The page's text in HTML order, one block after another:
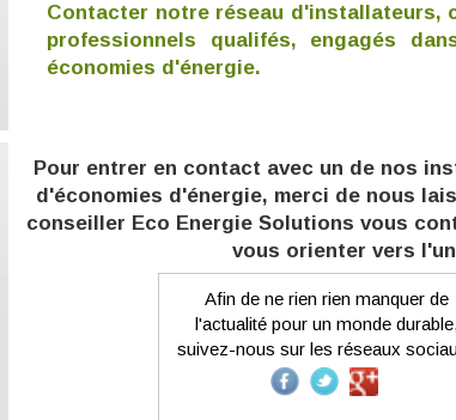
Contacter notre réseau d'installateurs,
professionnels qualifés, engagés
économies d'énergie.
Pour entrer en contact avec un de nos
d'économies d'énergie, merci de nous
conseiller Eco Energie Solutions vous
vous orienter vers
Accèder à la
Afin de ne rien rien manquer de
l'actualité pour un monde durable,
suivez-nous sur les réseaux